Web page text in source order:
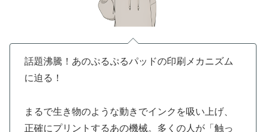
話題沸騰！あのぷるぷるパッドの印刷メカニズム
に迫る！
まるで生き物のような動きでインクを吸い上げ、
正確にプリントするあの機械。多くの人が「触っ